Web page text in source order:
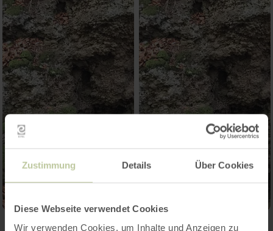
Zustimmung Details Über Cookies
Diese Webseite verwendet Cookies
Wir verwenden Cookies, um Inhalte und Anzeigen zu